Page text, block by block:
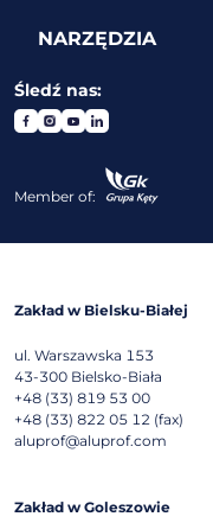
NARZĘDZIA
Śledź nas:
Member of:
Zakład w Bielsku-Białej
ul. Warszawska 153
43-300 Bielsko-Biała
+48 (33) 819 53 00
+48 (33) 822 05 12 (fax)
aluprof@aluprof.com
Zakład w Goleszowie